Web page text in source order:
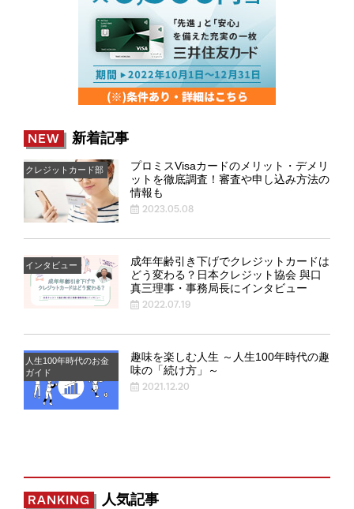
NEW 新着記事
クレジットカード部
プロミスVisaカードのメリット・デメリ
ットを徹底調査！審査や申し込み方法の
情報も
2023.05.08
インタビュー
成年年齢引き下げでクレジットカードは
どう変わる？日本クレジット協会 與口
真三理事・事務局長にインタビュー
2022.07.19
人生100年時代のお金
ガイド
趣味を楽しむ人生 ～人生100年時代の趣
味の「続け方」～
2021.12.20
RANKING 人気記事